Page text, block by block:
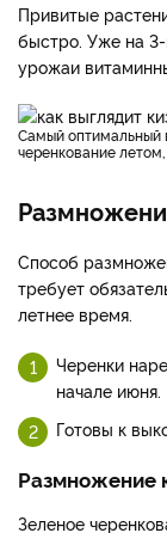
Привитые
быстро. Уже на
урожаи
Самый оптимальный вариант для размножения кизила – это зеленое
черенкование
Способ
требует
летнее время.
Черенки
начале июня.
Готовы к
Размножение
Зеленое